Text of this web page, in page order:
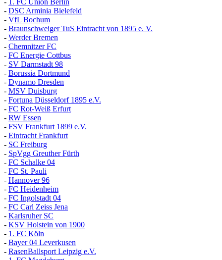
- 1. FC Union Berlin
- DSC Arminia Bielefeld
- VfL Bochum
- Braunschweiger TuS Eintracht von 1895 e. V.
- Werder Bremen
- Chemnitzer FC
- FC Energie Cottbus
- SV Darmstadt 98
- Borussia Dortmund
- Dynamo Dresden
- MSV Duisburg
- Fortuna Düsseldorf 1895 e.V.
- FC Rot-Weiß Erfurt
- RW Essen
- FSV Frankfurt 1899 e.V.
- Eintracht Frankfurt
- SC Freiburg
- SpVgg Greuther Fürth
- FC Schalke 04
- FC St. Pauli
- Hannover 96
- FC Heidenheim
- FC Ingolstadt 04
- FC Carl Zeiss Jena
- Karlsruher SC
- KSV Holstein von 1900
- 1. FC Köln
- Bayer 04 Leverkusen
- RasenBallsport Leipzig e.V.